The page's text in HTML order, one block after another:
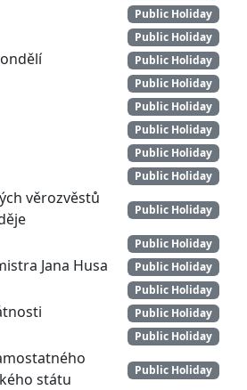
Public Holiday
Public Holiday
Public Holiday
Public Holiday
Public Holiday
Public Holiday
Public Holiday
Public Holiday
věrozvěstů
Public Holiday
Public Holiday
Jana Husa Public Holiday
Public Holiday
Public Holiday
Public Holiday
státu
Public Holiday